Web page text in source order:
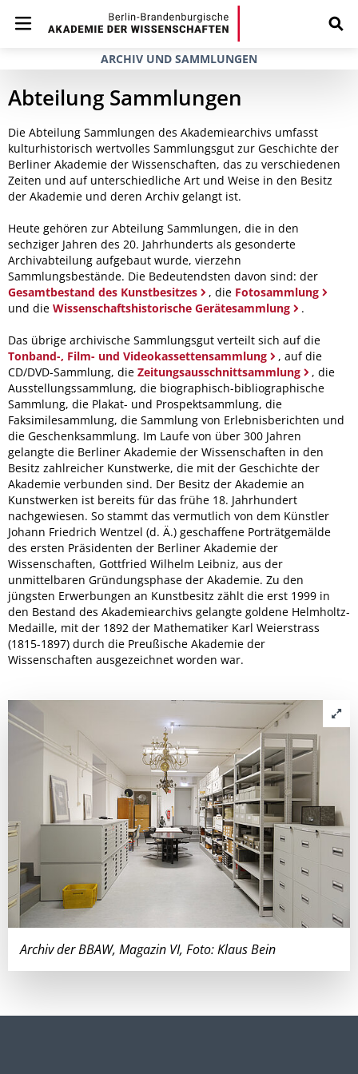
ARCHIV UND SAMMLUNGEN
Abteilung Sammlungen
Die Abteilung Sammlungen des Akademiearchivs umfasst
kulturhistorisch wertvolles Sammlungsgut zur Geschichte der
Berliner Akademie der Wissenschaften, das zu verschiedenen
Zeiten und auf unterschiedliche Art und Weise in den Besitz
der Akademie und deren Archiv gelangt ist.
Heute gehören zur Abteilung Sammlungen, die in den
sechziger Jahren des 20. Jahrhunderts als gesonderte
Archivabteilung aufgebaut wurde, vierzehn
Sammlungsbestände. Die Bedeutendsten davon sind: der
Gesamtbestand des Kunstbesitzes
, die Fotosammlung
und die Wissenschaftshistorische Gerätesammlung .
Das übrige archivische Sammlungsgut verteilt sich auf die
Tonband-, Film- und Videokassettensammlung
, auf die
CD/DVD-Sammlung, die Zeitungsausschnittsammlung
, die
Ausstellungssammlung, die biographisch-bibliographische
Sammlung, die Plakat- und Prospektsammlung, die
Faksimilesammlung, die Sammlung von Erlebnisberichten und
die Geschenksammlung. Im Laufe von über 300 Jahren
gelangte die Berliner Akademie der Wissenschaften in den
Besitz zahlreicher Kunstwerke, die mit der Geschichte der
Akademie verbunden sind. Der Besitz der Akademie an
Kunstwerken ist bereits für das frühe 18. Jahrhundert
nachgewiesen. So stammt das vermutlich von dem Künstler
Johann Friedrich Wentzel (d. Ä.) geschaffene Porträtgemälde
des ersten Präsidenten der Berliner Akademie der
Wissenschaften, Gottfried Wilhelm Leibniz, aus der
unmittelbaren Gründungsphase der Akademie. Zu den
jüngsten Erwerbungen an Kunstbesitz zählt die erst 1999 in
den Bestand des Akademiearchivs gelangte goldene Helmholtz-
Medaille, mit der 1892 der Mathematiker Karl Weierstrass
(1815-1897) durch die Preußische Akademie der
Wissenschaften ausgezeichnet worden war.
Archiv der BBAW, Magazin VI, Foto: Klaus Bein